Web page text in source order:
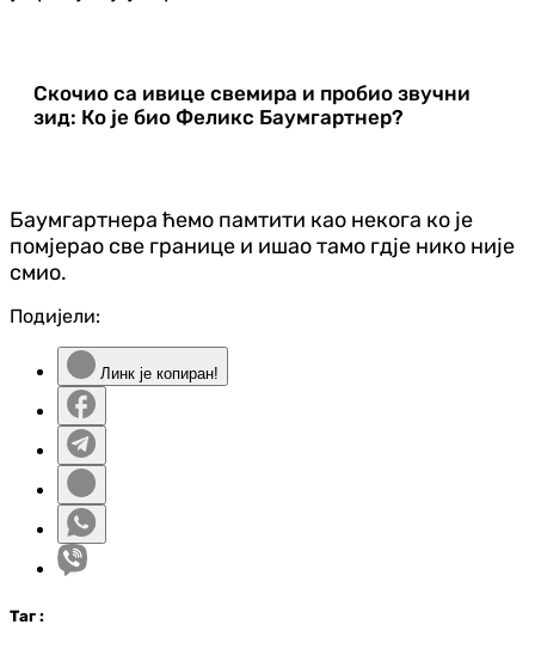
Скочио са ивице свемира и пробио звучни
зид: Ко је био Феликс Баумгартнер?
Баумгартнера ћемо памтити као некога ко је
помјерао све границе и ишао тамо гдје нико није
смио.
Подијели:
Линк је копиран!
Таг :